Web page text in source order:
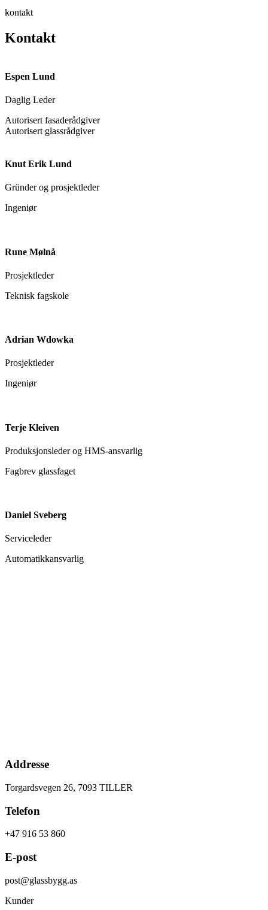
kontakt
Kontakt
Espen Lund
Daglig Leder
Autorisert fasaderådgiver
Autorisert glassrådgiver
Knut Erik Lund
Gründer og prosjektleder
Ingeniør
Rune Mølnå
Prosjektleder
Teknisk fagskole
Adrian Wdowka
Prosjektleder
Ingeniør
Terje Kleiven
Produksjonsleder og HMS-ansvarlig
Fagbrev glassfaget
Daniel Sveberg
Serviceleder
Automatikkansvarlig
Addresse
Torgardsvegen 26, 7093 TILLER
Telefon
+47 916 53 860
E-post
post@glassbygg.as
Kunder